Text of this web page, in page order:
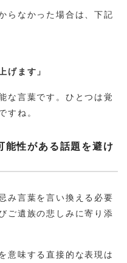
らなかった場合は、下記
げます」
な言葉です。ひとつは覚
すね。
能性がある話題を避け
み言葉を言い換える必要
ご遺族の悲しみに寄り添
意味する直接的な表現は